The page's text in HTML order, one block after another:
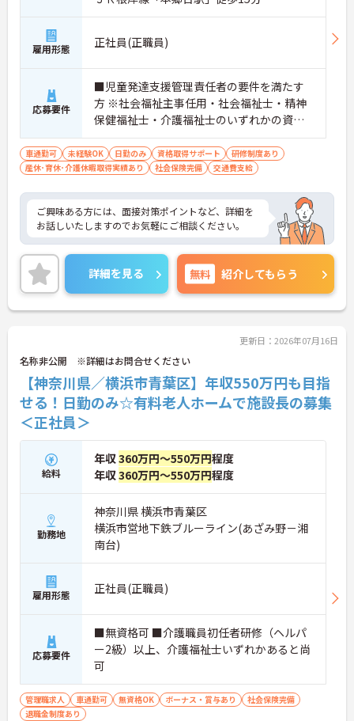
雇用形態 正社員(正職員)
応募要件
■児童発達支援管理責任者の要件を満たす
方 ※社会福祉主事任用・社会福祉士・精神
保健福祉士・介護福祉士のいずれかの資格
■普通自動車運転免許(AT限定可) 必須
車通勤可 未経験OK 日勤のみ 資格取得サポート
研修制度あり
産休･育休･介護休暇取得実績あり
社会保険完備 交通費支給
ご興味ある方には、面接対策ポイントなど、詳細を
お話しいたしますのでお気軽にご相談ください。
詳細を見る 無料 紹介してもらう
更新日：2026年07月16日
名称非公開 ※詳細はお問合せください
【神奈川県／横浜市青葉区】年収550万円も目指
せる！日勤のみ☆有料老人ホームで施設長の募集
＜正社員＞
給料
年収360万円～550万円程度
年収360万円～550万円程度
勤務地
神奈川県 横浜市青葉区
横浜市営地下鉄ブルーライン(あざみ野－湘
南台)
雇用形態 正社員(正職員)
応募要件
■無資格可 ■介護職員初任者研修（ヘルパ
ー2級）以上、介護福祉士いずれかあると尚
可
管理職求人 車通勤可 無資格OK ボーナス・賞与あり
社会保険完備
退職金制度あり